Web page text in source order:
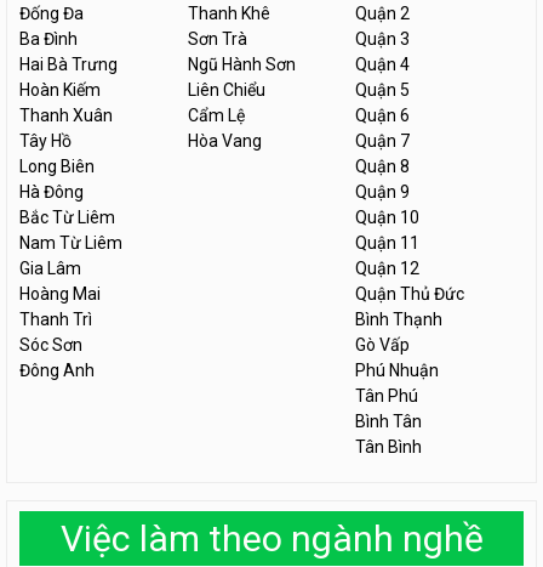
Đống Đa
Ba Đình
Hai Bà Trưng
Hoàn Kiếm
Thanh Xuân
Tây Hồ
Long Biên
Hà Đông
Bắc Từ Liêm
Nam Từ Liêm
Gia Lâm
Hoàng Mai
Thanh Trì
Sóc Sơn
Đông Anh
Thanh Khê
Sơn Trà
Ngũ Hành Sơn
Liên Chiểu
Cẩm Lệ
Hòa Vang
Quận 2
Quận 3
Quận 4
Quận 5
Quận 6
Quận 7
Quận 8
Quận 9
Quận 10
Quận 11
Quận 12
Quận Thủ Đức
Bình Thạnh
Gò Vấp
Phú Nhuận
Tân Phú
Bình Tân
Tân Bình
Việc làm theo ngành nghề